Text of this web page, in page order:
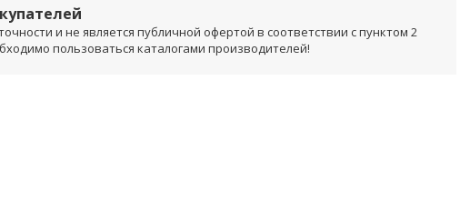
и не является публичной офертой в соответствии с пунктом 2
пользоваться каталогами производителей!